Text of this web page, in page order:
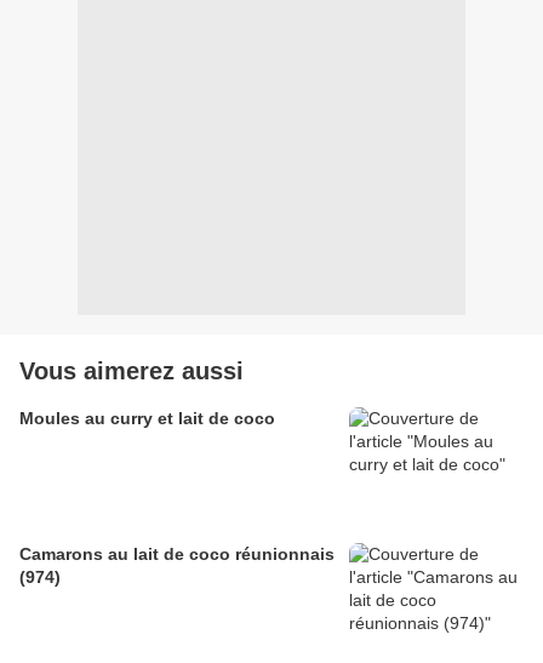
Vous aimerez aussi
Moules au curry et lait de coco
Camarons au lait de coco réunionnais
(974)